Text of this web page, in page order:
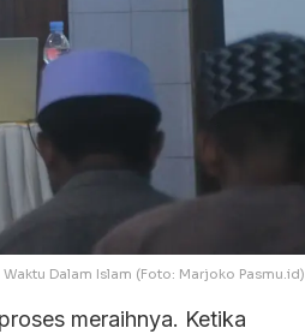
Dalam Islam (Foto: Marjoko Pasmu.id)
meraihnya. Ketika